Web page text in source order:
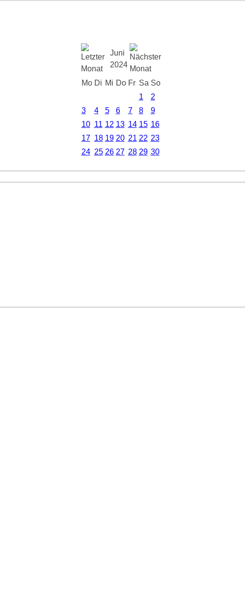
Juni
2024
Mo Di Mi Do Fr Sa So
1
2
3
4 5 6 7 8
9
10 11 12 13 14 15 16
17 18 19 20 21 22 23
24 25 26 27 28 29 30